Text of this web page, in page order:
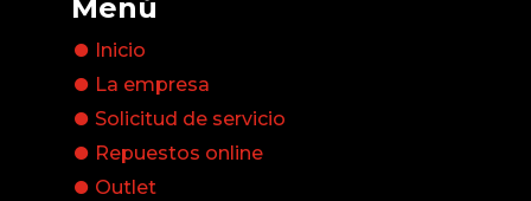
Menú
Inicio
La empresa
Solicitud de servicio
Repuestos online
Outlet